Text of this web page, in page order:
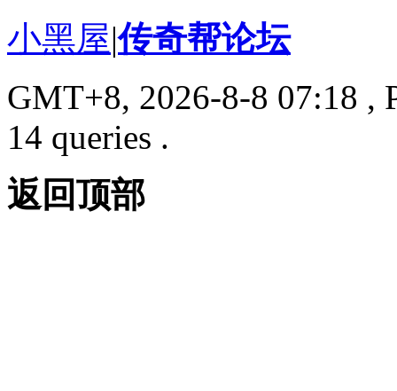
小黑屋|传奇帮论坛
GMT+8, 2026-8-8 07:18 ,
14 queries .
返回顶部